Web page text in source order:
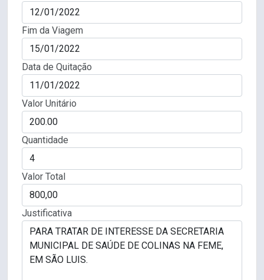
Fim da Viagem
Data de Quitação
Valor Unitário
Quantidade
Valor Total
Justificativa